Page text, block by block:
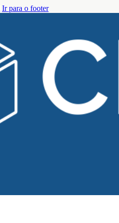
Ir para o footer